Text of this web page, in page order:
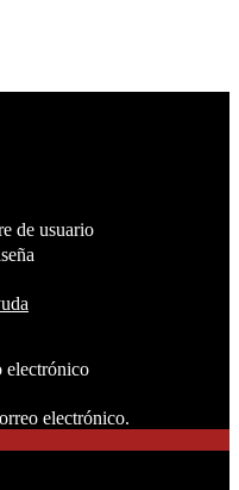
de usuario
electrónico
electrónico.